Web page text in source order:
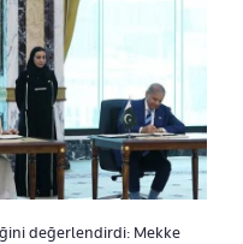
değerlendirdi: Mekke